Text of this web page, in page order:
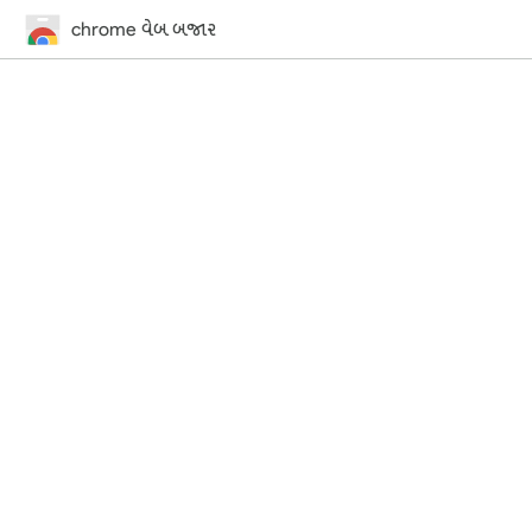
chrome વેબ બજાર